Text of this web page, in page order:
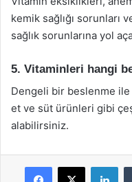
kemik sağlığı
sağlık sorunlarına yol
5. Vitaminleri hangi
Dengeli bir beslenme ile
et ve süt ürünleri gibi
alabilirsiniz.
Facebook
X